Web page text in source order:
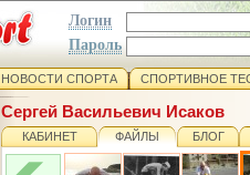
Логин
Пароль
НОВОСТИ СПОРТА СПОРТИВНОЕ
Сергей Васильевич Исаков
КАБИНЕТ ФАЙЛЫ БЛОГ